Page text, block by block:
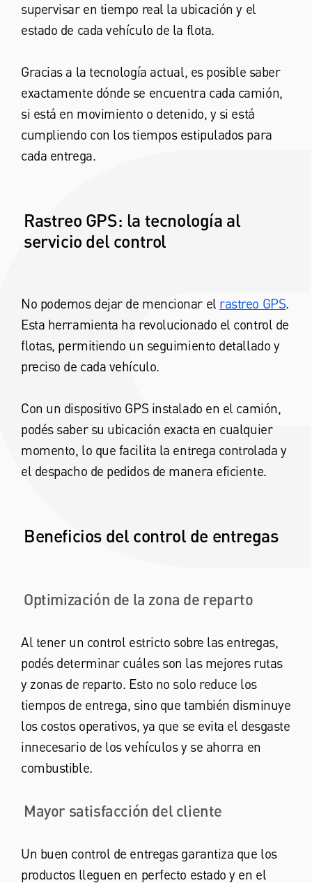
supervisar en tiempo real la ubicación y el
estado de cada vehículo de la flota.
Gracias a la tecnología actual, es posible saber
exactamente dónde se encuentra cada camión,
si está en movimiento o detenido, y si está
cumpliendo con los tiempos estipulados para
cada entrega.
Rastreo GPS: la tecnología al
servicio del control
No podemos dejar de mencionar el rastreo GPS.
Esta herramienta ha revolucionado el control de
flotas, permitiendo un seguimiento detallado y
preciso de cada vehículo.
Con un dispositivo GPS instalado en el camión,
podés saber su ubicación exacta en cualquier
momento, lo que facilita la entrega controlada y
el despacho de pedidos de manera eficiente.
Beneficios del control de entregas
Optimización de la zona de reparto
Al tener un control estricto sobre las entregas,
podés determinar cuáles son las mejores rutas
y zonas de reparto. Esto no solo reduce los
tiempos de entrega, sino que también disminuye
los costos operativos, ya que se evita el desgaste
innecesario de los vehículos y se ahorra en
combustible.
Mayor satisfacción del cliente
Un buen control de entregas garantiza que los
productos lleguen en perfecto estado y en el